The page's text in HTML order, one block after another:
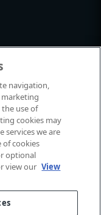
navigation,
the use of
cookies may
services we are
of cookies
optional
view our View